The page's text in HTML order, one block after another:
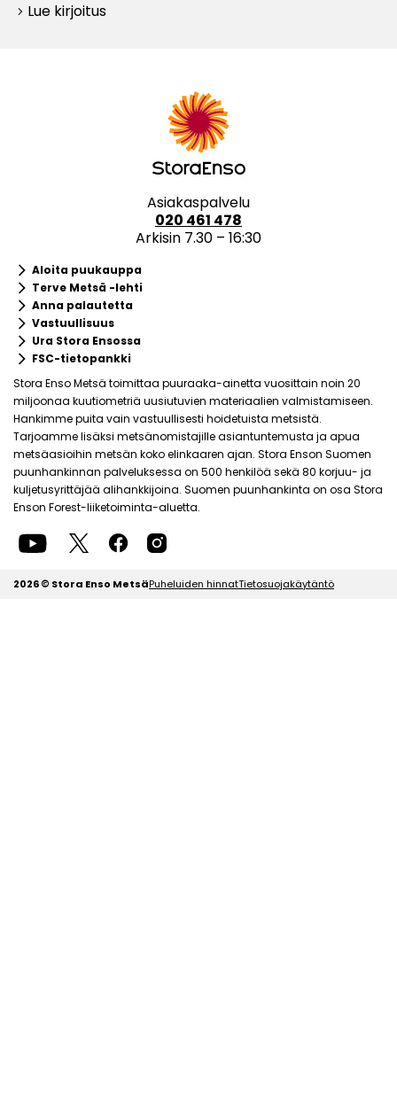
keyboard_arrow_right Lue kirjoitus
Asiakaspalvelu
020 461 478
Arkisin 7.30 – 16:30
keyboard_arrow_rightAloita puukauppa
keyboard_arrow_rightTerve Metsä -lehti
keyboard_arrow_rightAnna palautetta
keyboard_arrow_rightVastuullisuus
keyboard_arrow_rightUra Stora Ensossa
keyboard_arrow_rightFSC-tietopankki
Stora Enso Metsä toimittaa puuraaka-ainetta vuosittain noin 20
miljoonaa kuutiometriä uusiutuvien materiaalien valmistamiseen.
Hankimme puita vain vastuullisesti hoidetuista metsistä.
Tarjoamme lisäksi metsänomistajille asiantuntemusta ja apua
metsäasioihin metsän koko elinkaaren ajan. Stora Enson Suomen
puunhankinnan palveluksessa on 500 henkilöä sekä 80 korjuu- ja
kuljetusyrittäjää alihankkijoina. Suomen puunhankinta on osa Stora
Enson Forest-liiketoiminta-aluetta.
2026 © Stora Enso MetsäPuheluiden hinnatTietosuojakäytäntö